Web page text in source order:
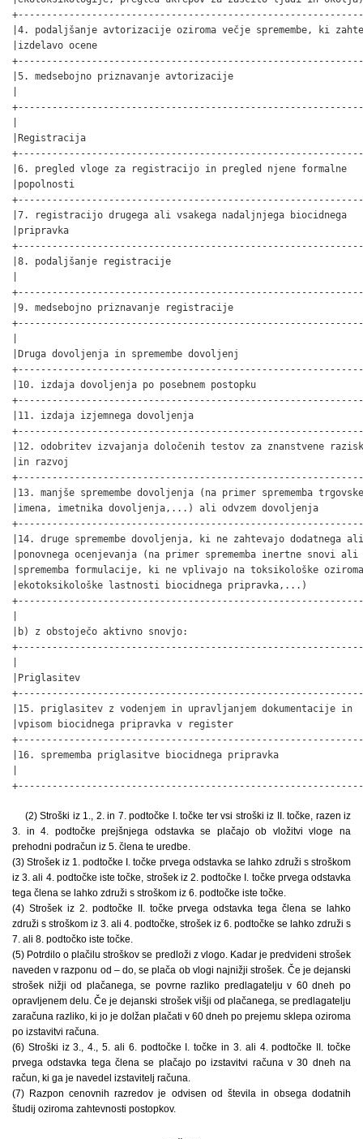
|4. podaljšanje avtorizacije oziroma večje spremembe, ki
|izdelavo ocene
|5. medsebojno priznavanje avtorizacije
|Registracija
|6. pregled vloge za registracijo in pregled njene
|popolnosti
|7. registracijo drugega ali vsakega nadaljnjega
|pripravka
|8. podaljšanje registracije
|9. medsebojno priznavanje registracije
|Druga dovoljenja in spremembe dovoljenj
|10. izdaja dovoljenja po posebnem postopku
|11. izdaja izjemnega dovoljenja
|12. odobritev izvajanja določenih testov za znanstvene
|in razvoj
|13. manjše spremembe dovoljenja (na primer sprememba
|imena, imetnika dovoljenja,...) ali odvzem dovoljenja
|14. druge spremembe dovoljenja, ki ne zahtevajo
|ponovnega ocenjevanja (na primer sprememba inertne snovi
|sprememba formulacije, ki ne vplivajo na toksikološke
|ekotoksikološke lastnosti biocidnega pripravka,...)
|b) z obstoječo aktivno snovjo:
|Priglasitev
|15. priglasitev z vodenjem in upravljanjem dokumentacije
|vpisom biocidnega pripravka v register
|16. sprememba priglasitve biocidnega pripravka
(2) Stroški iz 1., 2. in 7. podtočke I. točke ter vsi stroški iz II. točke, razen iz
3. in 4. podtočke prejšnjega odstavka se plačajo ob vložitvi vloge na
prehodni podračun iz 5. člena te uredbe.
(3) Strošek iz 1. podtočke I. točke prvega odstavka se lahko združi s stroškom
iz 3. ali 4. podtočke iste točke, strošek iz 2. podtočke I. točke prvega odstavka
tega člena se lahko združi s stroškom iz 6. podtočke iste točke.
(4) Strošek iz 2. podtočke II. točke prvega odstavka tega člena se lahko
združi s stroškom iz 3. ali 4. podtočke, strošek iz 6. podtočke se lahko združi s
7. ali 8. podtočko iste točke.
(5) Potrdilo o plačilu stroškov se predloži z vlogo. Kadar je predvideni strošek
naveden v razponu od – do, se plača ob vlogi najnižji strošek. Če je dejanski
strošek nižji od plačanega, se povrne razliko predlagatelju v 60 dneh po
opravljenem delu. Če je dejanski strošek višji od plačanega, se predlagatelju
zaračuna razliko, ki jo je dolžan plačati v 60 dneh po prejemu sklepa oziroma
po izstavitvi računa.
(6) Stroški iz 3., 4., 5. ali 6. podtočke I. točke in 3. ali 4. podtočke II. točke
prvega odstavka tega člena se plačajo po izstavitvi računa v 30 dneh na
račun, ki ga je navedel izstavitelj računa.
(7) Razpon cenovnih razredov je odvisen od števila in obsega dodatnih
študij oziroma zahtevnosti postopkov.